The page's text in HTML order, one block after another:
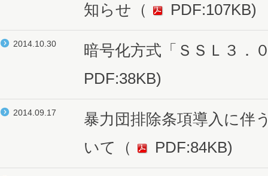
知らせ （ PDF:107KB)
2014.10.30
暗号化方式「ＳＳＬ３．
PDF:38KB)
2014.09.17
暴力団排除条項導入に伴
いて
（ PDF:84KB)